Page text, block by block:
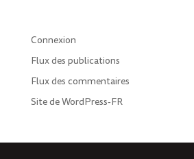
Connexion
Flux des publications
Flux des commentaires
Site de WordPress-FR